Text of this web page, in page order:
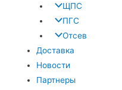
ЩПС
ПГС
Отсев
Доставка
Новости
Партнеры